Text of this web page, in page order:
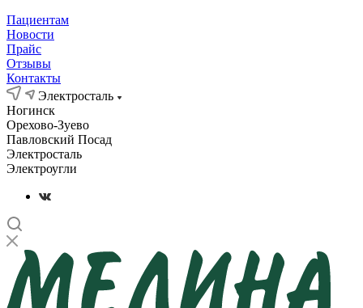
Пациентам
Новости
Прайс
Отзывы
Контакты
Электросталь
Ногинск
Орехово-Зуево
Павловский Посад
Электросталь
Электроугли